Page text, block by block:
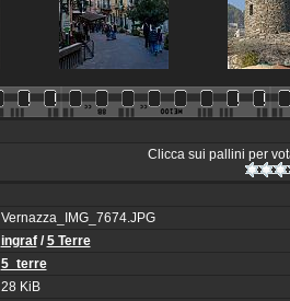
Clicca sui pallini per
Vernazza_IMG_7674.JPG
ingraf/5 Terre
5_terre
28 KiB